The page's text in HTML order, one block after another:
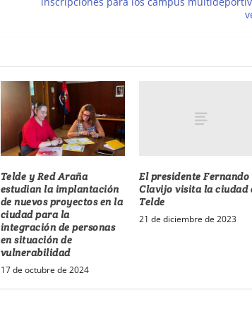
Telde y Red Araña
estudian la implantación
de nuevos proyectos en la
ciudad para la
integración de personas
en situación de
vulnerabilidad
17 de octubre de 2024
El presidente Fernando
Clavijo visita la ciudad
Telde
21 de diciembre de 2023